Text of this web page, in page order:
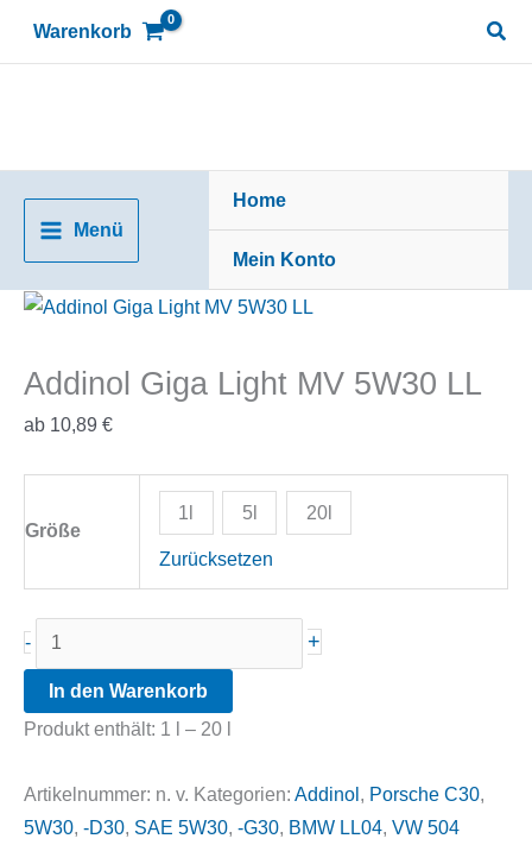
Warenkorb
Menü
Home
Mein Konto
Addinol Giga Light MV 5W30 LL
ab 10,89 €
Größe
1l 5l 20l
Zurücksetzen
-
Addinol
Giga
Light
MV
LL
Menge
+
In den Warenkorb
Produkt enthält: 1
– 20
Artikelnummer: n. v. Kategorien: Addinol , Porsche C30,
5W30, -D30, SAE 5W30, -G30, BMW LL04, VW 504